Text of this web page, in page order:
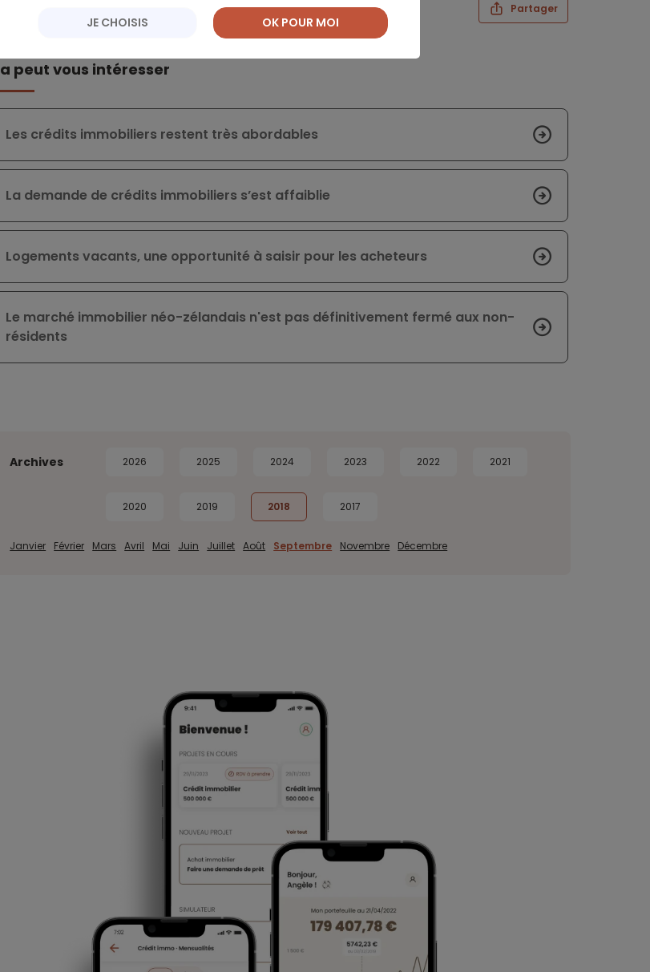
Partager
Ça peut vous intéresser
Les crédits immobiliers restent très abordables
La demande de crédits immobiliers s’est affaiblie
Logements vacants, une opportunité à saisir pour les acheteurs
Le marché immobilier néo-zélandais n'est pas définitivement fermé aux non-
résidents
Archives 2026 2025 2024 2023 2022 2021
2020 2019 2018 2017
Janvier Février Mars Avril Mai Juin Juillet Août Septembre Novembre Décembre
JE CHOISIS OK POUR MOI